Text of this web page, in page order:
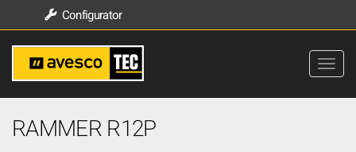
Configurator
RAMMER R12P